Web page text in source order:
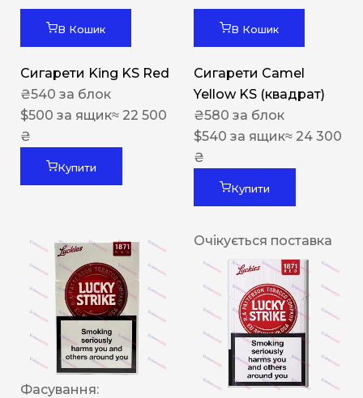
В Кошик
Сигарети King KS Red
₴540 за блок
$500 за ящик≈ 22 500
₴
Купити
В Кошик
Сигарети Camel
Yellow KS (квадрат)
₴580 за блок
$540 за ящик≈ 24 300
₴
Купити
Фасування:
Очікується поставка